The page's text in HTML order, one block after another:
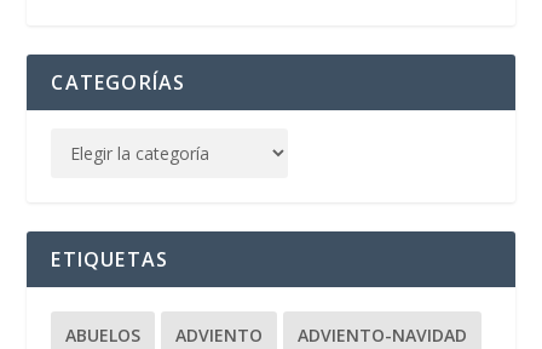
CATEGORÍAS
ETIQUETAS
ABUELOS ADVIENTO ADVIENTO-NAVIDAD